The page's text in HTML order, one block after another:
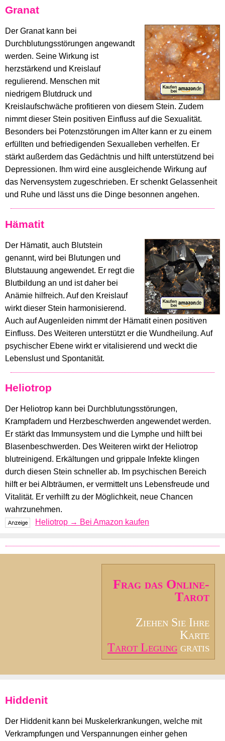
Granat
Der Granat kann bei
Durchblutungsstörungen angewandt
werden. Seine Wirkung ist
herzstärkend und Kreislauf
regulierend. Menschen mit
niedrigem Blutdruck und
Kreislaufschwäche profitieren von diesem Stein. Zudem
nimmt dieser Stein positiven Einfluss auf die Sexualität.
Besonders bei Potenzstörungen im Alter kann er zu einem
erfüllten und befriedigenden Sexualleben verhelfen. Er
stärkt außerdem das Gedächtnis und hilft unterstützend bei
Depressionen. Ihm wird eine ausgleichende Wirkung auf
das Nervensystem zugeschrieben. Er schenkt Gelassenheit
und Ruhe und lässt uns die Dinge besonnen angehen.
Hämatit
Der Hämatit, auch Blutstein
genannt, wird bei Blutungen und
Blutstauung angewendet. Er regt die
Blutbildung an und ist daher bei
Anämie hilfreich. Auf den Kreislauf
wirkt dieser Stein harmonisierend.
Auch auf Augenleiden nimmt der Hämatit einen positiven
Einfluss. Des Weiteren unterstützt er die Wundheilung. Auf
psychischer Ebene wirkt er vitalisierend und weckt die
Lebenslust und Spontanität.
Heliotrop
Der Heliotrop kann bei Durchblutungsstörungen,
Krampfadern und Herzbeschwerden angewendet werden.
Er stärkt das Immunsystem und die Lymphe und hilft bei
Blasenbeschwerden. Des Weiteren wirkt der Heliotrop
blutreinigend. Erkältungen und grippale Infekte klingen
durch diesen Stein schneller ab. Im psychischen Bereich
hilft er bei Albträumen, er vermittelt uns Lebensfreude und
Vitalität. Er verhilft zu der Möglichkeit, neue Chancen
wahrzunehmen.
Heliotrop → Bei Amazon kaufen
Frag das Online-
Tarot
Ziehen Sie Ihre
Karte
Tarot Legung gratis
Hiddenit
Der Hiddenit kann bei Muskelerkrankungen, welche mit
Verkrampfungen und Verspannungen einher gehen